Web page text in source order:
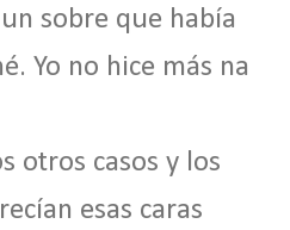
sobre que había
Yo no hice más na
otros casos y los
esas caras